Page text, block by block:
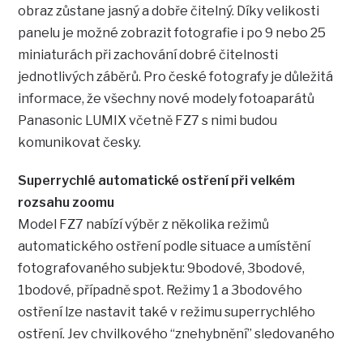
obraz zůstane jasný a dobře čitelný. Díky velikosti
panelu je možné zobrazit fotografie i po 9 nebo 25
miniaturách při zachování dobré čitelnosti
jednotlivých záběrů. Pro české fotografy je důležitá
informace, že všechny nové modely fotoaparátů
Panasonic LUMIX včetně FZ7 s nimi budou
komunikovat česky.
Superrychlé automatické ostření při velkém
rozsahu zoomu
Model FZ7 nabízí výběr z několika režimů
automatického ostření podle situace a umístění
fotografovaného subjektu: 9bodové, 3bodové,
1bodové, případně spot. Režimy 1 a 3bodového
ostření lze nastavit také v režimu superrychlého
ostření. Jev chvilkového “znehybnění” sledovaného